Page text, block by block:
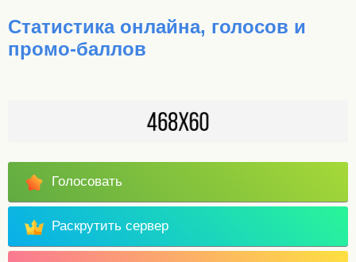
Статистика онлайна, голосов и
промо-баллов
Голосовать
Раскрутить сервер